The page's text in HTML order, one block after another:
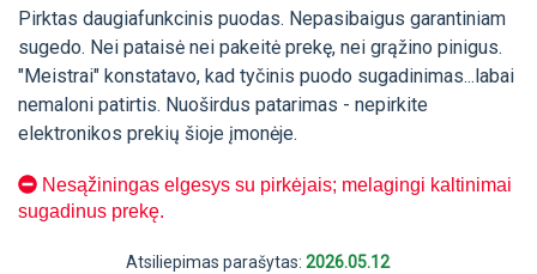
Pirktas daugiafunkcinis puodas. Nepasibaigus garantiniam
sugedo. Nei pataisė nei pakeitė prekę, nei grąžino pinigus.
"Meistrai" konstatavo, kad tyčinis puodo sugadinimas...labai
nemaloni patirtis. Nuoširdus patarimas - nepirkite
elektronikos prekių šioje įmonėje.
Nesąžiningas elgesys su pirkėjais; melagingi kaltinimai
sugadinus prekę.
Atsiliepimas parašytas: 2026.05.12